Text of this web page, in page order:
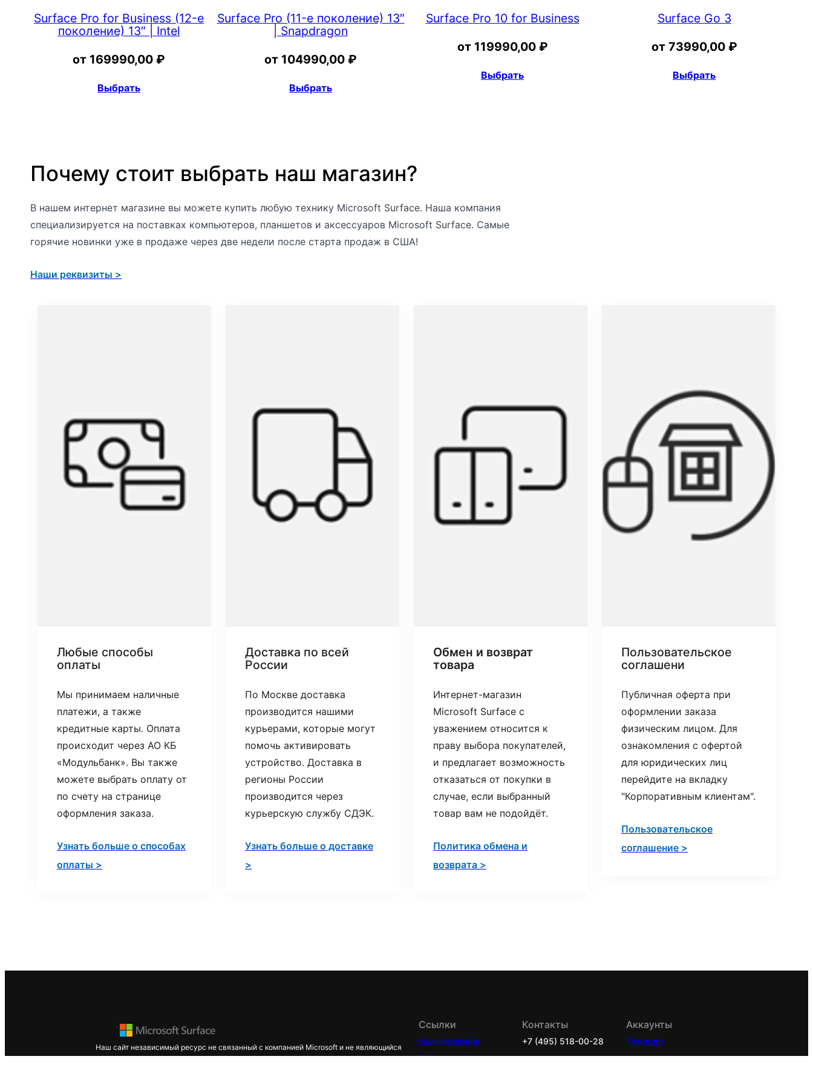
Surface Pro for Business (12-е
поколение) 13″ | Intel
от 169990,00 ₽
Выбрать
Surface Pro (11-е поколение) 13″
| Snapdragon
от 104990,00 ₽
Выбрать
Surface Pro 10 for Business
от 119990,00 ₽
Выбрать
Surface Go 3
от 73990,00 ₽
Выбрать
Почему стоит выбрать наш магазин?
В нашем интернет магазине вы можете купить любую технику Microsoft Surface. Наша компания
специализируется на поставках компьютеров, планшетов и аксессуаров Microsoft Surface. Самые
горячие новинки уже в продаже через две недели после старта продаж в США!
Наши реквизиты >
Любые способы
оплаты
Мы принимаем наличные
платежи, а также
кредитные карты. Оплата
происходит через АО КБ
«Модульбанк». Вы также
можете выбрать оплату от
по счету на странице
оформления заказа.
Узнать больше о способах
оплаты >
Доставка по всей
России
По Москве доставка
производится нашими
курьерами, которые могут
помочь активировать
устройство. Доставка в
регионы России
производится через
курьерскую службу СДЭК.
Узнать больше о доставке
>
Обмен и возврат
товара
Интернет-магазин
Microsoft Surface с
уважением относится к
праву выбора покупателей,
и предлагает возможность
отказаться от покупки в
случае, если выбранный
товар вам не подойдёт.
Политика обмена и
возврата >
Пользовательское
соглашени
Публичная оферта при
оформлении заказа
физическим лицом. Для
ознакомления с офертой
для юридических лиц
перейдите на вкладку
"Корпоративным клиентам".
Пользовательское
соглашение >
Наш сайт независимый ресурс не связанный с компанией Microsoft и не являющийся
Ссылки
Наши реквизиты
Публичная оферта
Контакты
+7 (495) 518-00-28
Аккаунты
Telegram